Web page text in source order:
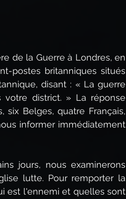
de la Guerre à Londres, en
postes britanniques situés
disant : « La guerre
votre district. » La réponse
six Belges, quatre Français,
informer immédiatement
jours, nous examinerons
lutte. Pour remporter la
est l'ennemi et quelles sont